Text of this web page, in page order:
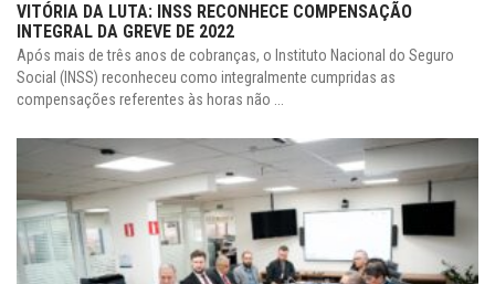
VITÓRIA DA LUTA: INSS RECONHECE COMPENSAÇÃO
INTEGRAL DA GREVE DE 2022
Após mais de três anos de cobranças, o Instituto Nacional do Seguro
Social (INSS) reconheceu como integralmente cumpridas as
compensações referentes às horas não ...